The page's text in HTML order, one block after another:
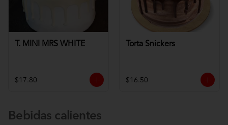
T. MINI MRS WHITE
$17.80
Torta Snickers
$16.50
Bebidas calientes